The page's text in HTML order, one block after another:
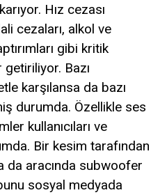
Hız cezası
cezaları, alkol ve
gibi kritik
Bazı
karşılansa da bazı
durumda. Özellikle ses
kullanıcıları ve
Bir kesim tarafından
da aracında subwoofer
sosyal medyada